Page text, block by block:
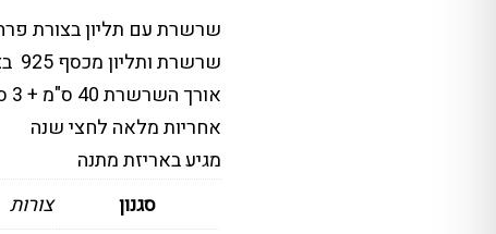
שרשרת עם תליון בצורת
שרשרת ותליון מכסף 925 בציפוי זהב
אורך השרשרת 40 ס"מ + 3 ס"מ הארכה
אחריות מלאה לחצי שנה
מגיע באריזת מתנה
סגנון
צורות